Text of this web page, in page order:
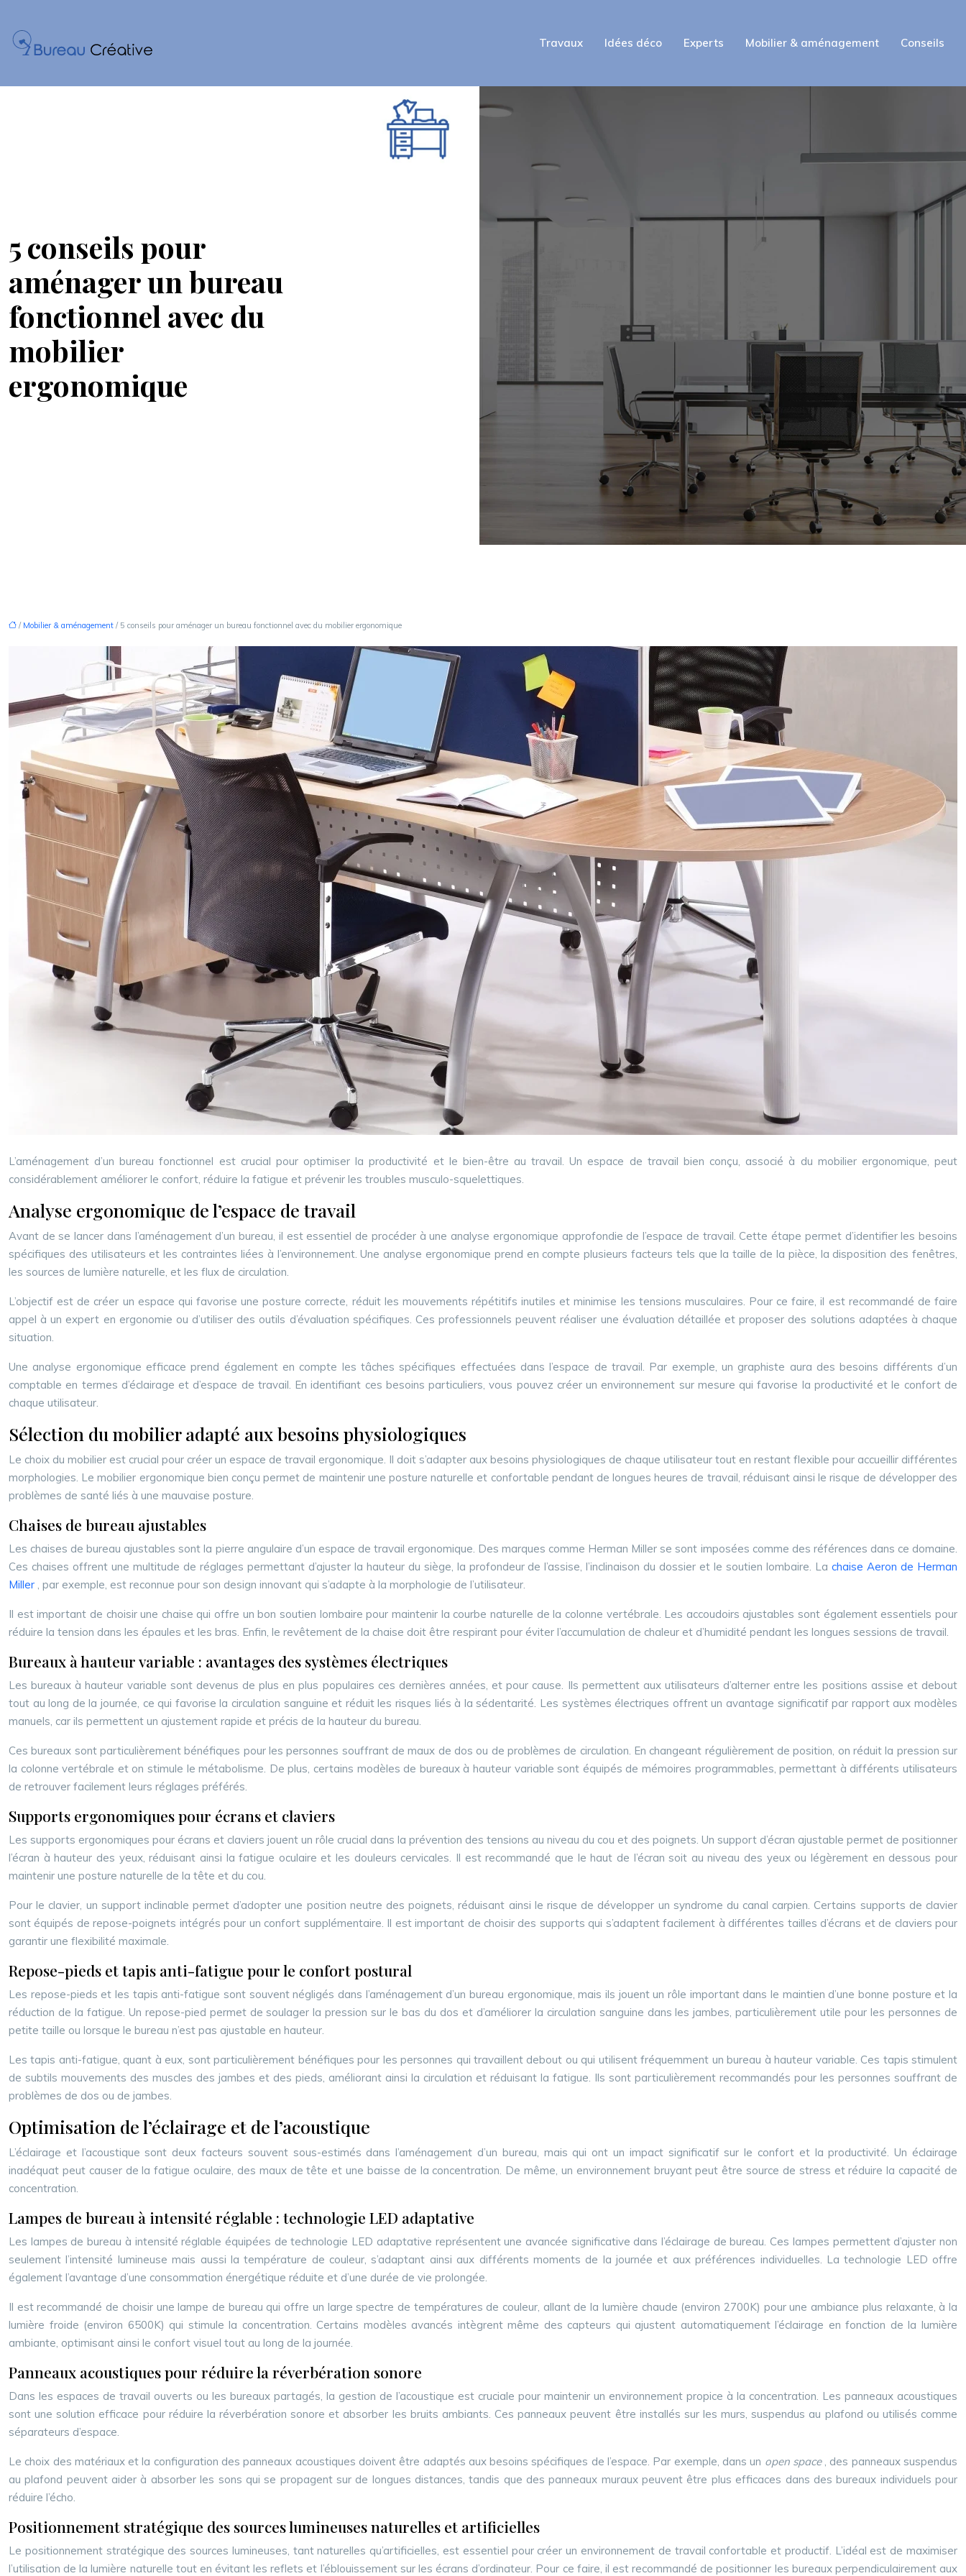
Travaux Idées déco Experts Mobilier & aménagement Conseils
5 conseils pour
aménager un bureau
fonctionnel avec du
mobilier
ergonomique
/ Mobilier & aménagement / 5 conseils pour aménager un bureau fonctionnel avec du mobilier ergonomique
L’aménagement d’un bureau fonctionnel est crucial pour optimiser la productivité et le bien-être au travail. Un espace de travail bien conçu, associé à du mobilier ergonomique, peut
considérablement améliorer le confort, réduire la fatigue et prévenir les troubles musculo-squelettiques.
Analyse ergonomique de l’espace de travail
Avant de se lancer dans l’aménagement d’un bureau, il est essentiel de procéder à une analyse ergonomique approfondie de l’espace de travail. Cette étape permet d’identifier les besoins
spécifiques des utilisateurs et les contraintes liées à l’environnement. Une analyse ergonomique prend en compte plusieurs facteurs tels que la taille de la pièce, la disposition des fenêtres,
les sources de lumière naturelle, et les flux de circulation.
L’objectif est de créer un espace qui favorise une posture correcte, réduit les mouvements répétitifs inutiles et minimise les tensions musculaires. Pour ce faire, il est recommandé de faire
appel à un expert en ergonomie ou d’utiliser des outils d’évaluation spécifiques. Ces professionnels peuvent réaliser une évaluation détaillée et proposer des solutions adaptées à chaque
situation.
Une analyse ergonomique efficace prend également en compte les tâches spécifiques effectuées dans l’espace de travail. Par exemple, un graphiste aura des besoins différents d’un
comptable en termes d’éclairage et d’espace de travail. En identifiant ces besoins particuliers, vous pouvez créer un environnement sur mesure qui favorise la productivité et le confort de
chaque utilisateur.
Sélection du mobilier adapté aux besoins physiologiques
Le choix du mobilier est crucial pour créer un espace de travail ergonomique. Il doit s’adapter aux besoins physiologiques de chaque utilisateur tout en restant flexible pour accueillir différentes
morphologies. Le mobilier ergonomique bien conçu permet de maintenir une posture naturelle et confortable pendant de longues heures de travail, réduisant ainsi le risque de développer des
problèmes de santé liés à une mauvaise posture.
Chaises de bureau ajustables
Les chaises de bureau ajustables sont la pierre angulaire d’un espace de travail ergonomique. Des marques comme Herman Miller se sont imposées comme des références dans ce domaine.
Ces chaises offrent une multitude de réglages permettant d’ajuster la hauteur du siège, la profondeur de l’assise, l’inclinaison du dossier et le soutien lombaire. Lachaise Aeron de Herman
Miller , par exemple, est reconnue pour son design innovant qui s’adapte à la morphologie de l’utilisateur.
Il est important de choisir une chaise qui offre un bon soutien lombaire pour maintenir la courbe naturelle de la colonne vertébrale. Les accoudoirs ajustables sont également essentiels pour
réduire la tension dans les épaules et les bras. Enfin, le revêtement de la chaise doit être respirant pour éviter l’accumulation de chaleur et d’humidité pendant les longues sessions de travail.
Bureaux à hauteur variable : avantages des systèmes électriques
Les bureaux à hauteur variable sont devenus de plus en plus populaires ces dernières années, et pour cause. Ils permettent aux utilisateurs d’alterner entre les positions assise et debout
tout au long de la journée, ce qui favorise la circulation sanguine et réduit les risques liés à la sédentarité. Les systèmes électriques offrent un avantage significatif par rapport aux modèles
manuels, car ils permettent un ajustement rapide et précis de la hauteur du bureau.
Ces bureaux sont particulièrement bénéfiques pour les personnes souffrant de maux de dos ou de problèmes de circulation. En changeant régulièrement de position, on réduit la pression sur
la colonne vertébrale et on stimule le métabolisme. De plus, certains modèles de bureaux à hauteur variable sont équipés de mémoires programmables, permettant à différents utilisateurs
de retrouver facilement leurs réglages préférés.
Supports ergonomiques pour écrans et claviers
Les supports ergonomiques pour écrans et claviers jouent un rôle crucial dans la prévention des tensions au niveau du cou et des poignets. Un support d’écran ajustable permet de positionner
l’écran à hauteur des yeux, réduisant ainsi la fatigue oculaire et les douleurs cervicales. Il est recommandé que le haut de l’écran soit au niveau des yeux ou légèrement en dessous pour
maintenir une posture naturelle de la tête et du cou.
Pour le clavier, un support inclinable permet d’adopter une position neutre des poignets, réduisant ainsi le risque de développer un syndrome du canal carpien. Certains supports de clavier
sont équipés de repose-poignets intégrés pour un confort supplémentaire. Il est important de choisir des supports qui s’adaptent facilement à différentes tailles d’écrans et de claviers pour
garantir une flexibilité maximale.
Repose-pieds et tapis anti-fatigue pour le confort postural
Les repose-pieds et les tapis anti-fatigue sont souvent négligés dans l’aménagement d’un bureau ergonomique, mais ils jouent un rôle important dans le maintien d’une bonne posture et la
réduction de la fatigue. Un repose-pied permet de soulager la pression sur le bas du dos et d’améliorer la circulation sanguine dans les jambes, particulièrement utile pour les personnes de
petite taille ou lorsque le bureau n’est pas ajustable en hauteur.
Les tapis anti-fatigue, quant à eux, sont particulièrement bénéfiques pour les personnes qui travaillent debout ou qui utilisent fréquemment un bureau à hauteur variable. Ces tapis stimulent
de subtils mouvements des muscles des jambes et des pieds, améliorant ainsi la circulation et réduisant la fatigue. Ils sont particulièrement recommandés pour les personnes souffrant de
problèmes de dos ou de jambes.
Optimisation de l’éclairage et de l’acoustique
L’éclairage et l’acoustique sont deux facteurs souvent sous-estimés dans l’aménagement d’un bureau, mais qui ont un impact significatif sur le confort et la productivité. Un éclairage
inadéquat peut causer de la fatigue oculaire, des maux de tête et une baisse de la concentration. De même, un environnement bruyant peut être source de stress et réduire la capacité de
concentration.
Lampes de bureau à intensité réglable : technologie LED adaptative
Les lampes de bureau à intensité réglable équipées de technologie LED adaptative représentent une avancée significative dans l’éclairage de bureau. Ces lampes permettent d’ajuster non
seulement l’intensité lumineuse mais aussi la température de couleur, s’adaptant ainsi aux différents moments de la journée et aux préférences individuelles. La technologie LED offre
également l’avantage d’une consommation énergétique réduite et d’une durée de vie prolongée.
Il est recommandé de choisir une lampe de bureau qui offre un large spectre de températures de couleur, allant de la lumière chaude (environ 2700K) pour une ambiance plus relaxante, à la
lumière froide (environ 6500K) qui stimule la concentration. Certains modèles avancés intègrent même des capteurs qui ajustent automatiquement l’éclairage en fonction de la lumière
ambiante, optimisant ainsi le confort visuel tout au long de la journée.
Panneaux acoustiques pour réduire la réverbération sonore
Dans les espaces de travail ouverts ou les bureaux partagés, la gestion de l’acoustique est cruciale pour maintenir un environnement propice à la concentration. Les panneaux acoustiques
sont une solution efficace pour réduire la réverbération sonore et absorber les bruits ambiants. Ces panneaux peuvent être installés sur les murs, suspendus au plafond ou utilisés comme
séparateurs d’espace.
Le choix des matériaux et la configuration des panneaux acoustiques doivent être adaptés aux besoins spécifiques de l’espace. Par exemple, dans un open space, des panneaux suspendus
au plafond peuvent aider à absorber les sons qui se propagent sur de longues distances, tandis que des panneaux muraux peuvent être plus efficaces dans des bureaux individuels pour
réduire l’écho.
Positionnement stratégique des sources lumineuses naturelles et artificielles
Le positionnement stratégique des sources lumineuses, tant naturelles qu’artificielles, est essentiel pour créer un environnement de travail confortable et productif. L’idéal est de maximiser
l’utilisation de la lumière naturelle tout en évitant les reflets et l’éblouissement sur les écrans d’ordinateur. Pour ce faire, il est recommandé de positionner les bureaux perpendiculairement aux